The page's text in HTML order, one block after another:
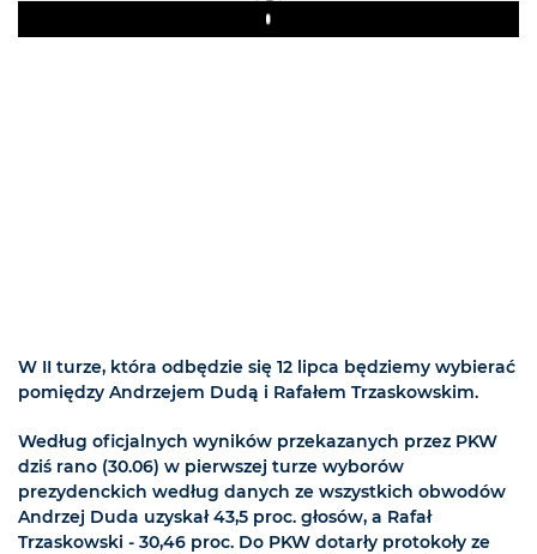
Play
W II turze, która odbędzie się 12 lipca będziemy wybierać
pomiędzy Andrzejem Dudą i Rafałem Trzaskowskim.
Według oficjalnych wyników przekazanych przez PKW
dziś rano (30.06) w pierwszej turze wyborów
prezydenckich według danych ze wszystkich obwodów
Andrzej Duda uzyskał 43,5 proc. głosów, a Rafał
Trzaskowski - 30,46 proc. Do PKW dotarły protokoły ze